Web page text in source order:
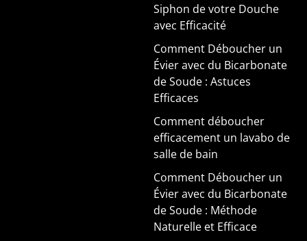
Siphon de votre Douche
avec Efficacité
Comment Déboucher un
Évier avec du Bicarbonate
de Soude : Astuces
Efficaces
Comment déboucher
efficacement un lavabo de
salle de bain
Comment Déboucher un
Évier avec du Bicarbonate
de Soude : Méthode
Naturelle et Efficace